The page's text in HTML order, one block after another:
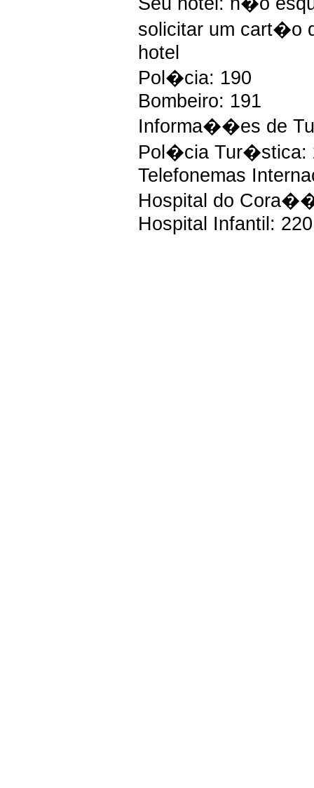
solicitar um cart�o
hotel
Pol�cia: 190
Bombeiro: 191
Informa��es de
Pol�cia Tur�stica:
Telefonemas
Hospital do
Hospital Infantil: